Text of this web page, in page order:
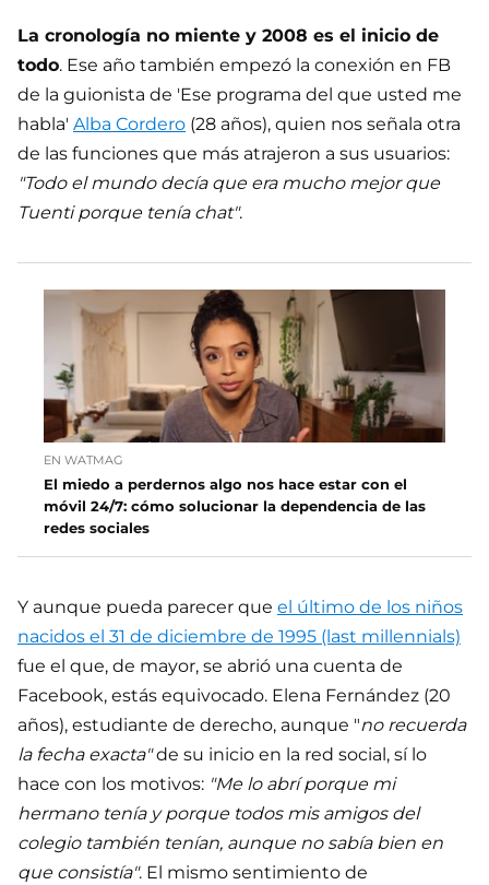
La cronología no miente y 2008 es el inicio de
todo. Ese año también empezó la conexión en FB
de la guionista de 'Ese programa del que usted me
habla' Alba Cordero (28 años), quien nos señala otra
de las funciones que más atrajeron a sus usuarios:
"Todo el mundo decía que era mucho mejor que
Tuenti porque tenía chat".
EN WATMAG
El miedo a perdernos algo nos hace estar con el
móvil 24/7: cómo solucionar la dependencia de las
redes sociales
Y aunque pueda parecer que el último de los niños
nacidos el 31 de diciembre de 1995 (last millennials)
fue el que, de mayor, se abrió una cuenta de
Facebook, estás equivocado. Elena Fernández (20
años), estudiante de derecho, aunque "no recuerda
la fecha exacta"de su inicio en la red social, sí lo
hace con los motivos: "Me lo abrí porque mi
hermano tenía y porque todos mis amigos del
colegio también tenían, aunque no sabía bien en
que consistía". El mismo sentimiento de